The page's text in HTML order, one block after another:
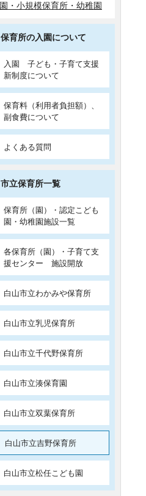
園・小規模保育所・幼稚園
保育所の入園について
入園 子ども・子育て支援
新制度について
保育料（利用者負担額）、
副食費について
よくある質問
市立保育所一覧
保育所（園）・認定こども
園・幼稚園施設一覧
各保育所（園）・子育て支
援センター 施設開放
白山市立わかみや保育所
白山市立乳児保育所
白山市立千代野保育所
白山市立湊保育園
白山市立双葉保育所
白山市立吉野保育所
白山市立松任こども園